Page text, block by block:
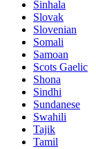
Sinhala
Slovak
Slovenian
Somali
Samoan
Scots Gaelic
Shona
Sindhi
Sundanese
Swahili
Tajik
Tamil